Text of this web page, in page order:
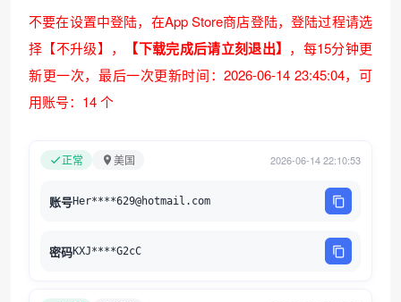
不要在设置中登陆，在App Store商店登陆，登陆过程请选
择【不升级】，
【下载完成后请立刻退出】 ，每15分钟更
新更一次， 最后一次更新时间：2026-06-14 23:45:04，可
用账号：14 个
正常 美国 2026-06-14 22:10:53
账号Her****629@hotmail.com
密码KXJ****G2cC